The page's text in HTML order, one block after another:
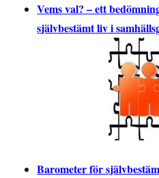
Vems val? – ett
självbestämt liv i
Barometer för